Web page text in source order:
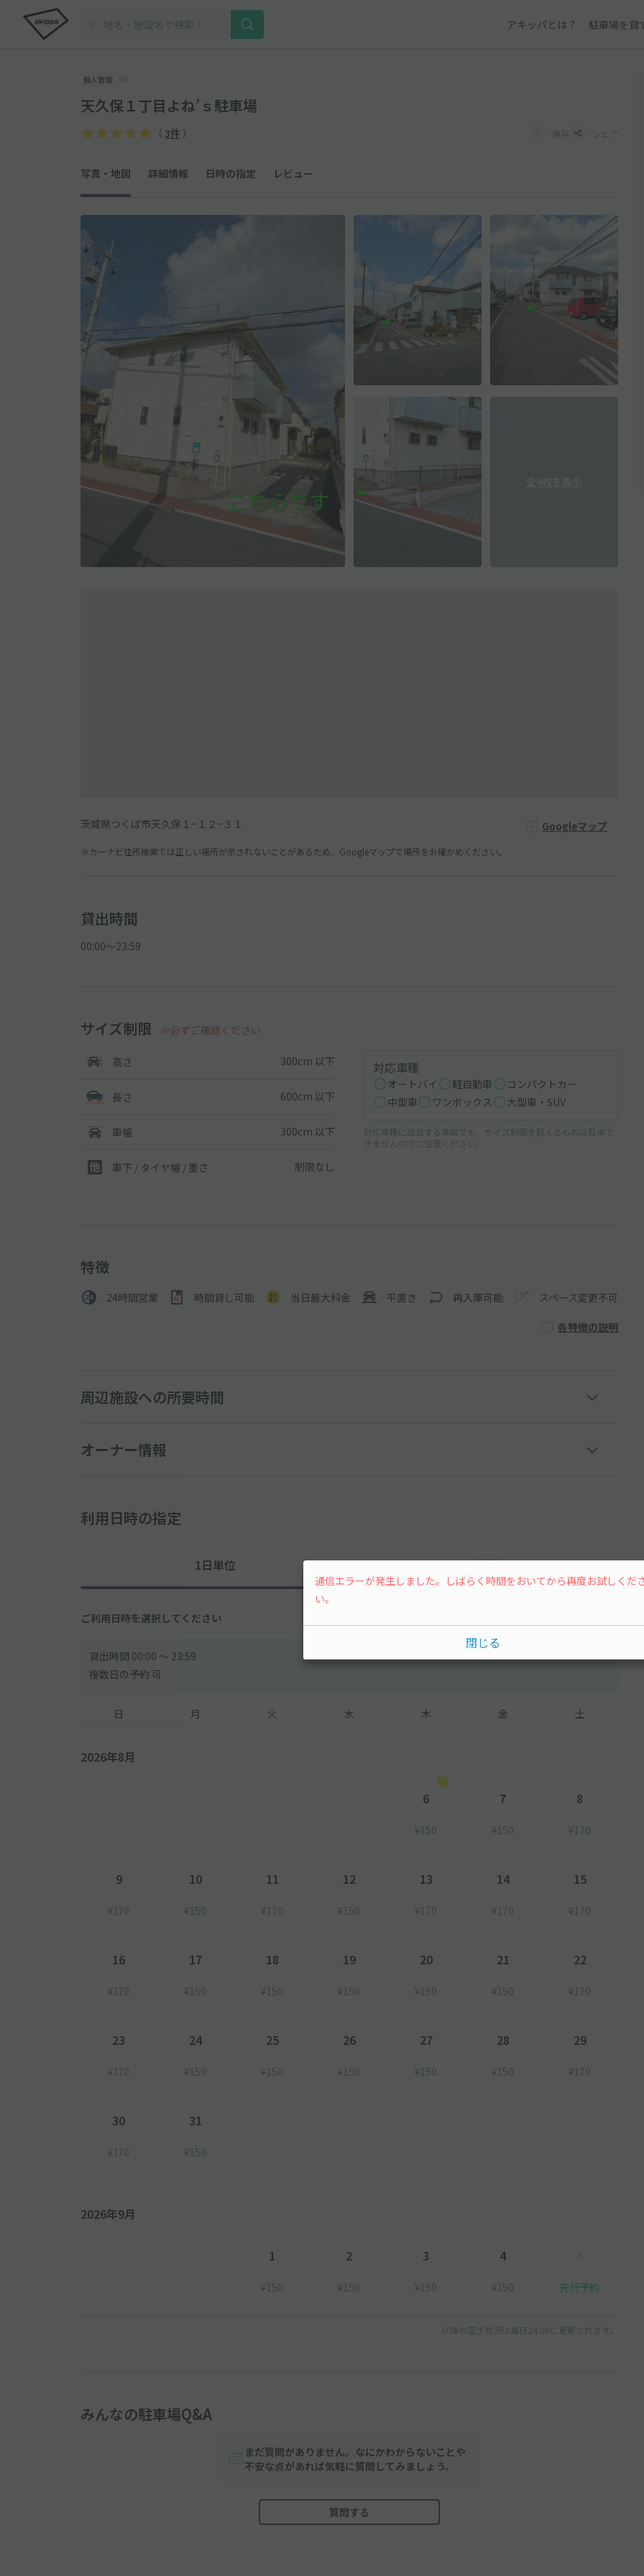
アキッパとは？ 駐車場を貸
個人管理
天久保１丁目よね’ｓ駐車場
（ 3件 ） 保存 シェア
写真・地図 詳細情報 日時の指定 レビュー
茨城県つくば市天久保１−１２−３１ Googleマップ
※カーナビ住所検索では正しい場所が示されないことがあるため、Googleマップで場所をお確かめください。
貸出時間
00:00〜23:59
サイズ制限 ※必ずご確認ください
高さ 300cm 以下
長さ 600cm 以下
車幅 300cm 以下
車下 / タイヤ幅 / 重さ 制限なし
対応車種
オートバイ 軽自動車
コンパクトカー
中型車
ワンボックス 大型車・SUV
対応車種に該当する車両でも、サイズ制限を超えるものは駐車で
きませんのでご注意ください。
特徴
24時間営業 時間貸し可能 当日最大料金 平置き 再入庫可能 スペース変更不可
各特徴の説明
周辺施設への所要時間
オーナー情報
利用日時の指定
1日単位 15分単位
ご利用日時を選択してください
貸出時間 00:00 〜 23:59
複数日の予約 可
日 月 火 水 木 金 土
2026年8月
6
¥150
7
¥150
8
¥170
9
¥170
10
¥150
11
¥170
12
¥150
13
¥170
14
¥170
15
¥170
16
¥170
17
¥150
18
¥150
19
¥150
20
¥150
21
¥150
22
¥170
23
¥170
24
¥150
25
¥150
26
¥150
27
¥150
28
¥150
29
¥170
30
¥170
31
¥150
2026年9月
1
¥150
2
¥150
3
¥150
4
¥150 先行予約
以降の空き状況は毎日24:00に更新されます。
みんなの駐車場Q&A
まだ質問がありません。なにかわからないことや
不安な点があれば気軽に質問してみましょう。
質問する
通信エラーが発生しました。しばらく時間をおいてから再度お試しくだ
い。
閉じる